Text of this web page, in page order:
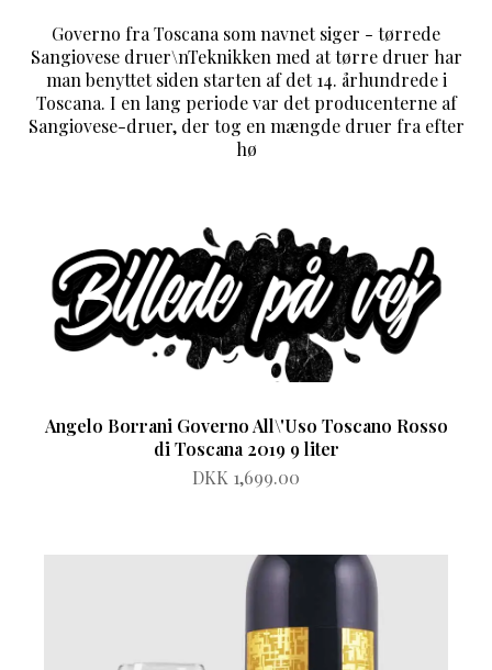
Governo fra Toscana som navnet siger - tørrede
Sangiovese druer\nTeknikken med at tørre druer har
man benyttet siden starten af det 14. århundrede i
Toscana. I en lang periode var det producenterne af
Sangiovese-druer, der tog en mængde druer fra efter
hø
Angelo Borrani Governo All\'Uso Toscano Rosso
di Toscana 2019 9 liter
DKK 1,699.00